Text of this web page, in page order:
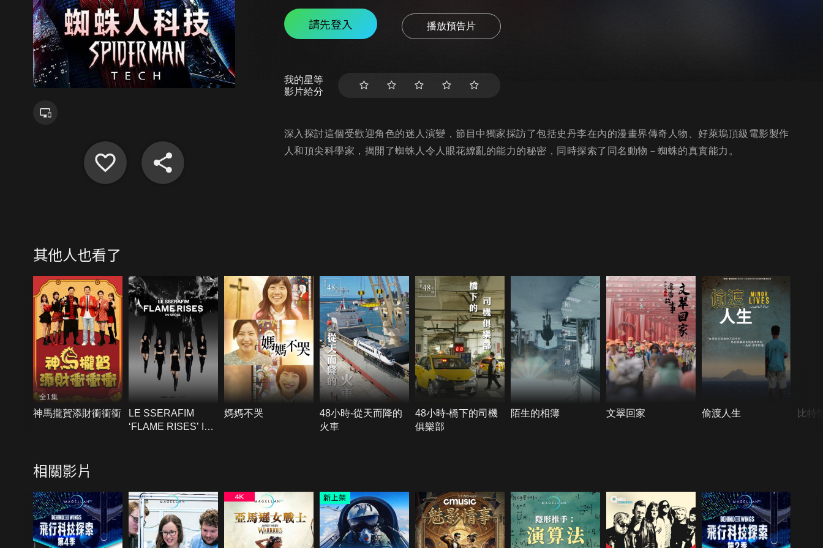
請先登入 播放預告片
我的星等
影片給分
深入探討這個受歡迎角色的迷人演變，節目中獨家採訪了包括史丹李在內的漫畫界傳奇人物、好萊塢頂級電影製作
人和頂尖科學家，揭開了蜘蛛人令人眼花繚亂的能力的秘密，同時探索了同名動物－蜘蛛的真實能力。
其他人也看了
全1集
神馬攏賀添財衝衝衝
LE SSERAFIM
‘FLAME RISES’ IN
媽媽不哭
48小時-從天而降的
火車
48小時-橋下的司機
俱樂部
陌生的相簿 文翠回家 偷渡人生 比特
相關影片